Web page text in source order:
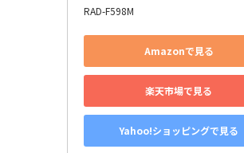
RAD-F598M
Amazonで見る
楽天市場で見る
Yahoo!ショッピングで見る